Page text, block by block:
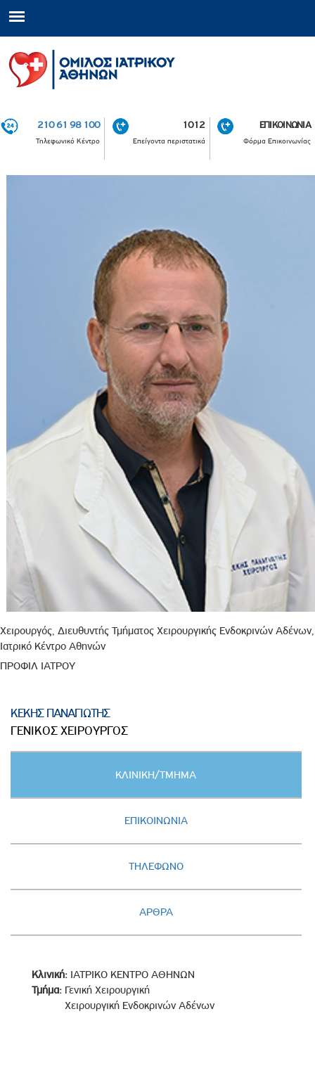
210 61 98 100
Τηλεφωνικό Κέντρο
1012
Επείγοντα περιστατικά
ΕΠΙΚΟΙΝΩΝΙΑ
Φόρμα Επικοινωνίας
Χειρουργός, Διευθυντής Τμήματος Χειρουργικής Ενδοκρινών Αδένων,
Ιατρικό Κέντρο Αθηνών
ΠΡΟΦΙΛ ΙΑΤΡΟΥ
ΚΕΚΗΣ ΠΑΝΑΓΙΩΤΗΣ
ΓΕΝΙΚΟΣ ΧΕΙΡΟΥΡΓΟΣ
ΚΛΙΝΙΚΗ/ΤΜΗΜΑ
ΕΠΙΚΟΙΝΩΝΙΑ
ΤΗΛΕΦΩΝΟ
ΑΡΘΡΑ
Κλινική: ΙΑΤΡΙΚΟ ΚΕΝΤΡΟ ΑΘΗΝΩΝ
Τμήμα: Γενική Χειρουργική
Χειρουργική Ενδοκρινών Αδένων